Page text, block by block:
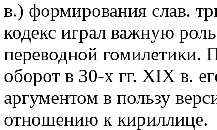
в.) формирования слав.
кодекс играл важную
переводной гомилетики.
оборот в 30-х гг. XIX в.
аргументом в пользу
отношению к кириллице.